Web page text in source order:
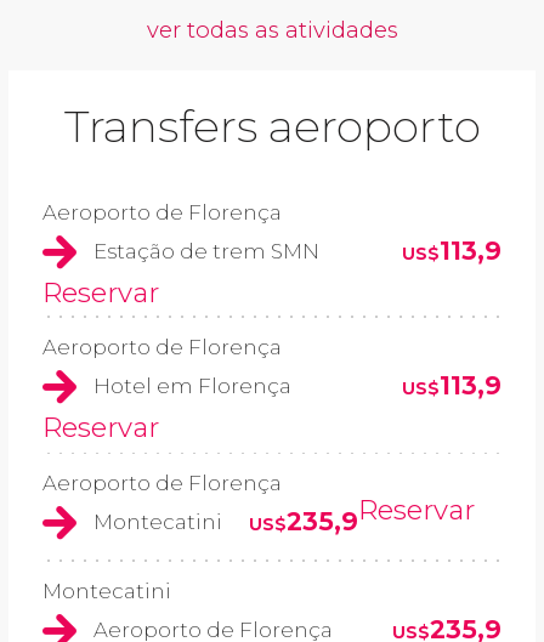
ver todas as atividades
Transfers aeroporto
Aeroporto de Florença
Estação de trem SMN
US$113,9
Reservar
Aeroporto de Florença
Hotel em Florença
US$113,9
Reservar
Aeroporto de Florença
Montecatini
US$235,9Reservar
Montecatini
Aeroporto de Florença
US$235,9